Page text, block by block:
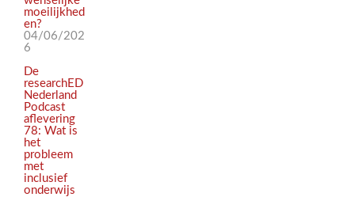
moeilijkhed
en?
04/06/202
6
De
researchED
Nederland
Podcast
aflevering
78: Wat is
het
probleem
met
inclusief
onderwijs